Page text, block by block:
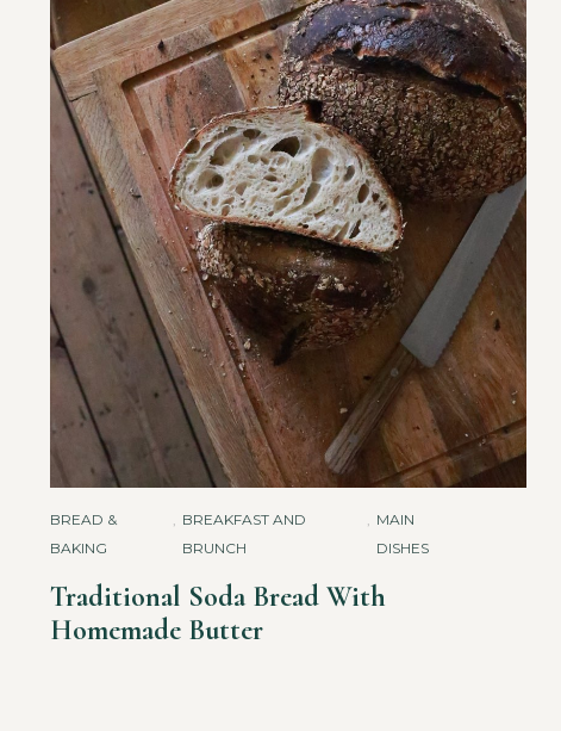
BREAD &
BAKING
, BREAKFAST AND
BRUNCH
, MAIN
DISHES
Traditional Soda Bread With
Homemade Butter